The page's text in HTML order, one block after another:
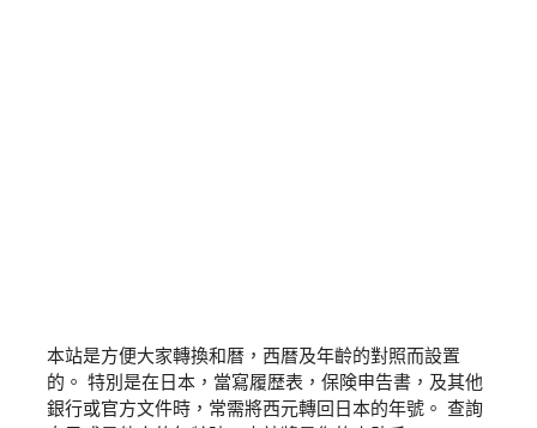
本站是方便大家轉換和暦，西暦及年齡的對照而設置
的。 特別是在日本，當寫履歴表，保険申告書，及其他
銀行或官方文件時，常需將西元轉回日本的年號。 查詢